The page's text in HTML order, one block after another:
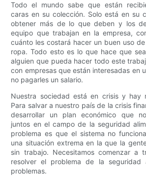
Todo el mundo sabe que están
caras en su colección. Solo está en su
obtener más de lo que deben y los
equipo que trabajan en la empresa,
cuánto les costará hacer un buen uso
ropa. Todo esto es lo que hace que
alguien que pueda hacer todo este
con empresas que están interesadas en
no pagarles un salario.
Nuestra sociedad está en crisis y hay
Para salvar a nuestro país de la crisis
desarrollar un plan económico que
juntos en el campo de la seguridad
problema es que el sistema no
una situación extrema en la que la
sin trabajo. Necesitamos comenzar a
resolver el problema de la seguridad
problemas.